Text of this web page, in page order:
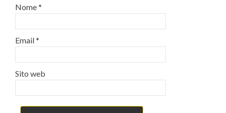
Nome*
Email*
Sito web